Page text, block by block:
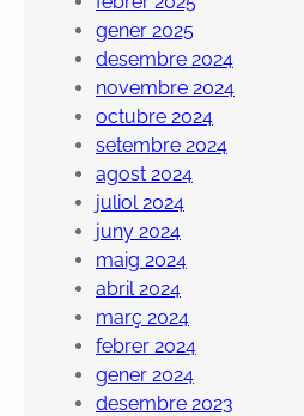
gener 2025
desembre 2024
novembre 2024
octubre 2024
setembre 2024
agost 2024
juliol 2024
juny 2024
maig 2024
abril 2024
març 2024
febrer 2024
gener 2024
desembre 2023